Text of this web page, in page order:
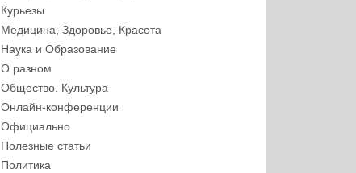
Курьезы
Медицина, Здоровье, Красота
Наука и Образование
О разном
Общество. Культура
Онлайн-конференции
Официально
Полезные статьи
Политика